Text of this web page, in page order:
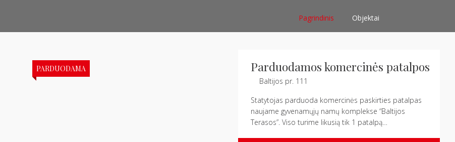
Pagrindinis Objektai
PARDUODAMA Parduodamos komercinės patalpos
Baltijos pr. 111
Statytojas parduoda komercinės paskirties patalpas
naujame gyvenamųjų namų komplekse “Baltijos
Terasos”. Viso turime likusią tik 1 patalpą…